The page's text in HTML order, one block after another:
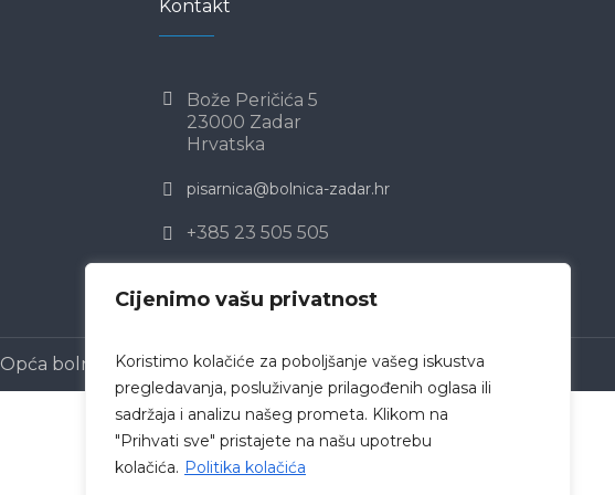
Cijenimo vašu privatnost
Koristimo kolačiće za poboljšanje vašeg iskustva
pregledavanja, posluživanje prilagođenih oglasa ili
sadržaja i analizu našeg prometa. Klikom na
"Prihvati sve" pristajete na našu upotrebu
kolačića. Politika kolačića
Kontakt
Bože Peričića 5
23000 Zadar
Hrvatska
pisarnica@bolnica-zadar.hr
+385 23 505 505
Opća bolnica Zadar © 2019 /Politika privatnosti